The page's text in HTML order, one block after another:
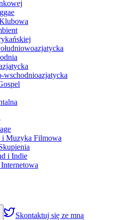
wschodnioazjatycka
i Muzyka Filmowa
i Indie
Skontaktuj się ze mną